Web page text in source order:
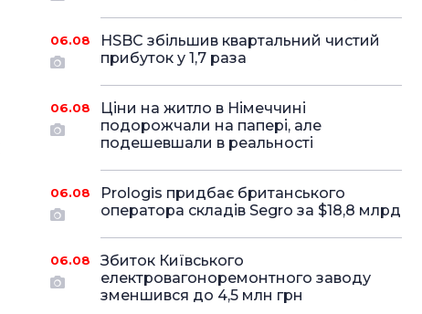
06.08
HSBC збільшив квартальний чистий
прибуток у 1,7 раза
06.08
Ціни на житло в Німеччині
подорожчали на папері, але
подешевшали в реальності
06.08
Prologis придбає британського
оператора складів Segro за $18,8 млрд
06.08
Збиток Київського
електровагоноремонтного заводу
зменшився до 4,5 млн грн